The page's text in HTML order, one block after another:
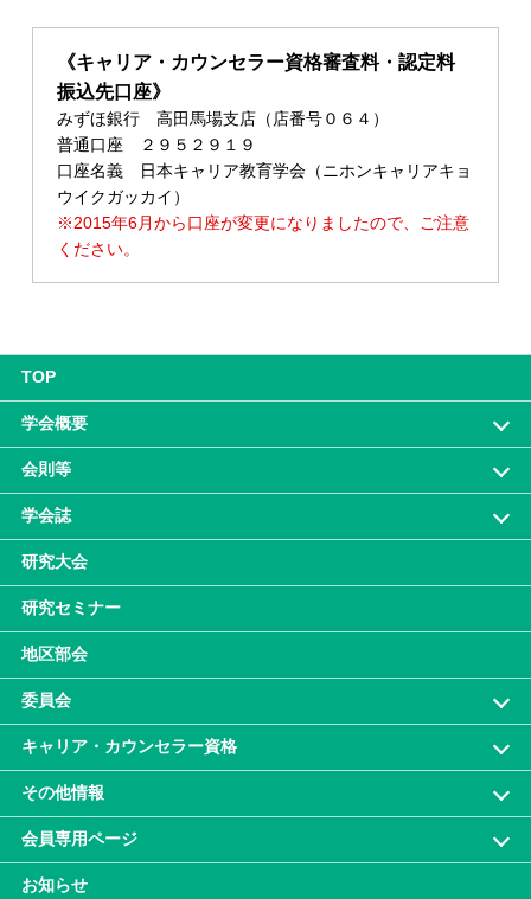
《キャリア・カウンセラー資格審査料・認定料
振込先口座》
みずほ銀行 高田馬場支店（店番号０６４）
普通口座 ２９５２９１９
口座名義 日本キャリア教育学会（ニホンキャリアキョ
ウイクガッカイ）
※2015年6月から口座が変更になりましたので、ご注意
ください。
TOP
学会概要
会則等
学会誌
研究大会
研究セミナー
地区部会
委員会
キャリア・カウンセラー資格
その他情報
会員専⽤ページ
お知らせ